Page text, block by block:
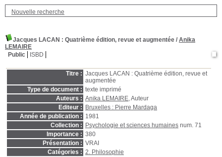
Nouvelle recherche
Jacques LACAN : Quatrième édition, revue et augmentée / Anika
LEMAIRE
Public
ISBD
Titre : Jacques LACAN : Quatrième édition, revue et
augmentée
Type de document : texte imprimé
Auteurs : Anika LEMAIRE, Auteur
Editeur :
Bruxelles : Pierre Mardaga
Année de publication : 1981
Collection :
Psychologie et sciences humaines num. 71
Importance : 380
Présentation : VRAI
Catégories : 2. Philosophie